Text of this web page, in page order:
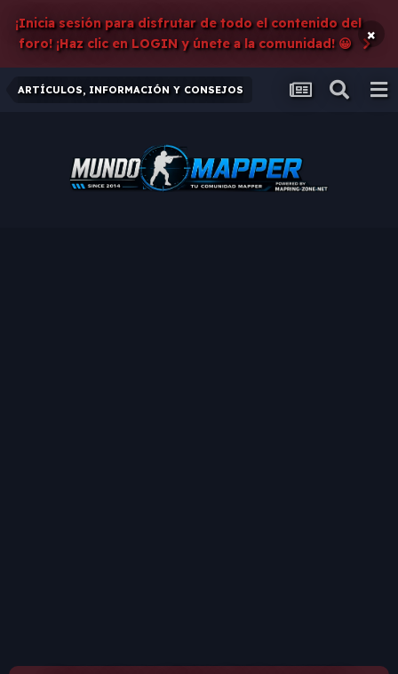
¡Inicia sesión para disfrutar de todo el contenido del
foro! ¡Haz clic en LOGIN y únete a la comunidad! 😀
×
ARTÍCULOS, INFORMACIÓN Y CONSEJOS